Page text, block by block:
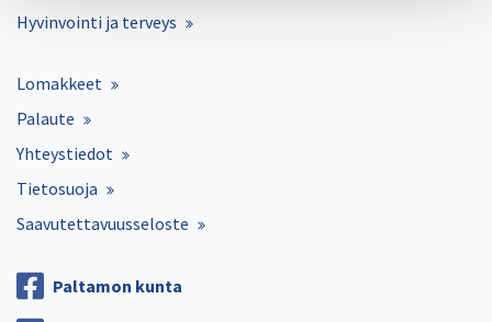
Hyvinvointi ja terveys
Lomakkeet
Palaute
Yhteystiedot
Tietosuoja
Saavutettavuusseloste
Paltamon kunta